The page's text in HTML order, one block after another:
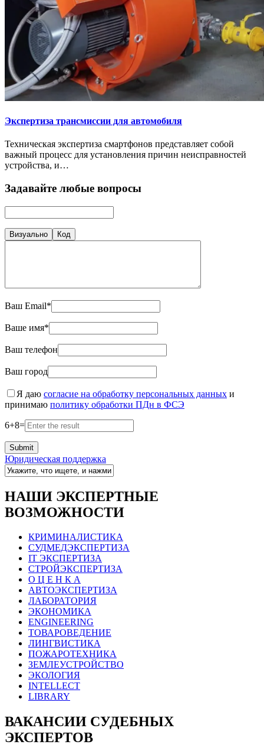
Экспертиза трансмиссии для автомобиля
Техническая экспертиза смартфонов представляет собой
важный процесс для установления причин неисправностей
устройства, и…
Задавайте любые вопросы
Визуально Код
Ваш Email*
Ваше имя*
Ваш телефон
Ваш город
Я даю согласие на обработку персональных данных и
принимаю политику обработки ПДн в ФСЭ
6+8=
Юридическая поддержка
НАШИ ЭКСПЕРТНЫЕ
ВОЗМОЖНОСТИ
КРИМИНАЛИСТИКА
СУДМЕДЭКСПЕРТИЗА
IT ЭКСПЕРТИЗА
СТРОЙЭКСПЕРТИЗА
О Ц Е Н К А
АВТОЭКСПЕРТИЗА
ЛАБОРАТОРИЯ
ЭКОНОМИКА
ENGINEERING
ТОВАРОВЕДЕНИЕ
ЛИНГВИСТИКА
ПОЖАРОТЕХНИКА
ЗЕМЛЕУСТРОЙСТВО
ЭКОЛОГИЯ
INTELLECT
LIBRARY
ВАКАНСИИ СУДЕБНЫХ
ЭКСПЕРТОВ